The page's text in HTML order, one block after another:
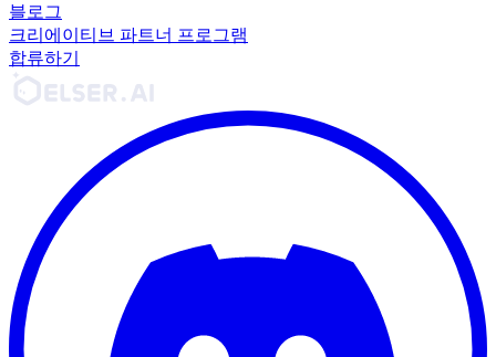
블로그
크리에이티브 파트너 프로그램
합류하기